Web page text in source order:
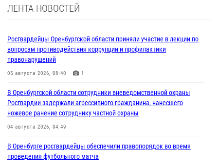
ЛЕНТА НОВОСТЕЙ
Росгвардейцы Оренбургской области приняли участие в лекции по
вопросам противодействия коррупции и профилактики
правонарушений
05 августа 2026, 08:40 1
В Оренбургской области сотрудники вневедомственной охраны
Росгвардии задержали агрессивного гражданина, нанесшего
ножевое ранение сотруднику частной охраны
04 августа 2026, 04:49
В Оренбурге росгвардейцы обеспечили правопорядок во время
проведения футбольного матча